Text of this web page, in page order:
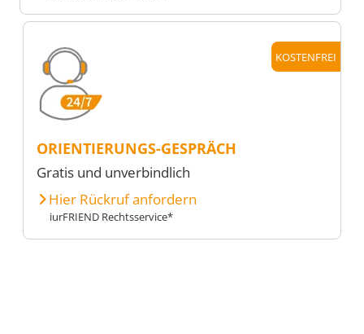
KOSTENFREI
ORIENTIERUNGS-GESPRÄCH
Gratis und unverbindlich
Hier Rückruf anfordern
iurFRIEND Rechtsservice*